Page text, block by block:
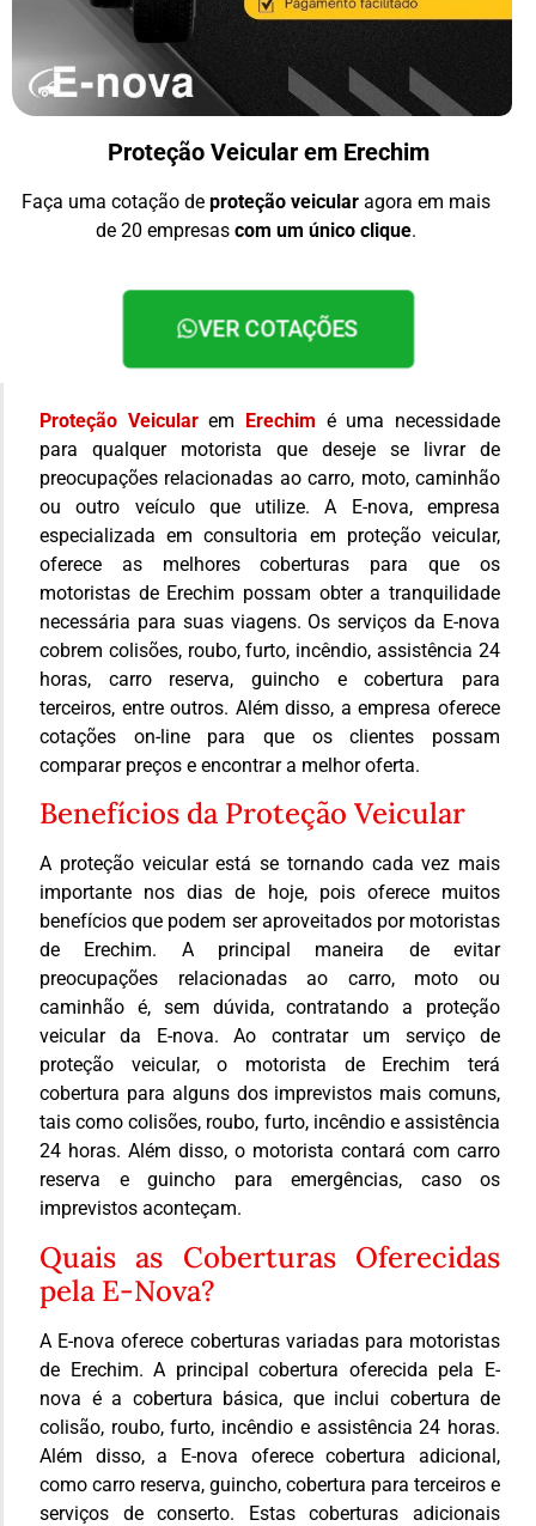
Proteção Veicular em Erechim
Faça uma cotação de proteção veicular agora em mais
de 20 empresas com um único clique.
VER COTAÇÕES
Proteção Veicularem Erechim é uma necessidade
para qualquer motorista que deseje se livrar de
preocupações relacionadas ao carro, moto, caminhão
ou outro veículo que utilize. A E-nova, empresa
especializada em consultoria em proteção veicular,
oferece as melhores coberturas para que os
motoristas de Erechim possam obter a tranquilidade
necessária para suas viagens. Os serviços da E-nova
cobrem colisões, roubo, furto, incêndio, assistência 24
horas, carro reserva, guincho e cobertura para
terceiros, entre outros. Além disso, a empresa oferece
cotações on-line para que os clientes possam
comparar preços e encontrar a melhor oferta.
Benefícios da Proteção Veicular
A proteção veicular está se tornando cada vez mais
importante nos dias de hoje, pois oferece muitos
benefícios que podem ser aproveitados por motoristas
de Erechim. A principal maneira de evitar
preocupações relacionadas ao carro, moto ou
caminhão é, sem dúvida, contratando a proteção
veicular da E-nova. Ao contratar um serviço de
proteção veicular, o motorista de Erechim terá
cobertura para alguns dos imprevistos mais comuns,
tais como colisões, roubo, furto, incêndio e assistência
24 horas. Além disso, o motorista contará com carro
reserva e guincho para emergências, caso os
imprevistos aconteçam.
Quais as Coberturas Oferecidas
pela E-Nova?
A E-nova oferece coberturas variadas para motoristas
de Erechim. A principal cobertura oferecida pela E-
nova é a cobertura básica, que inclui cobertura de
colisão, roubo, furto, incêndio e assistência 24 horas.
Além disso, a E-nova oferece cobertura adicional,
como carro reserva, guincho, cobertura para terceiros e
serviços de conserto. Estas coberturas adicionais